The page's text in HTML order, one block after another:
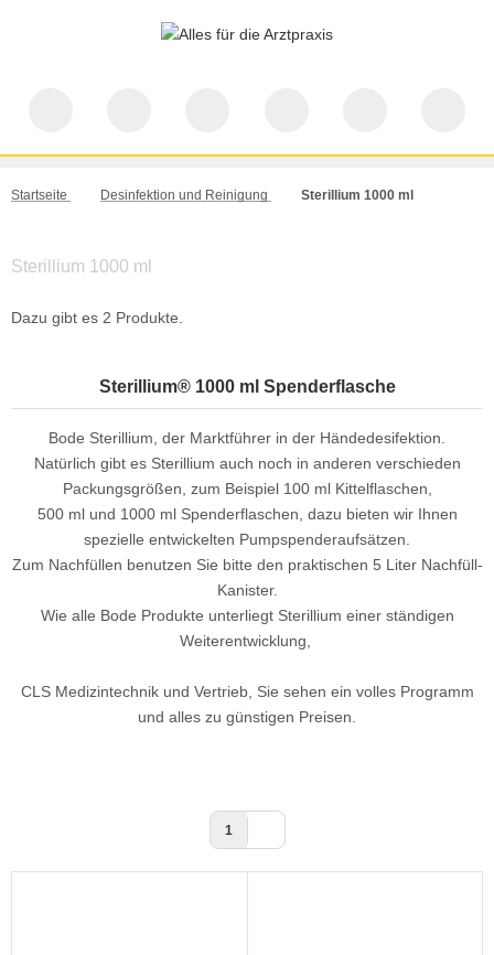
Startseite Desinfektion und Reinigung Sterillium 1000 ml
Sterillium 1000 ml
Dazu gibt es 2 Produkte.
Sterillium® 1000 ml Spenderflasche
Bode Sterillium, der Marktführer in der Händedesifektion.
Natürlich gibt es Sterillium auch noch in anderen verschieden
Packungsgrößen, zum Beispiel 100 ml Kittelflaschen,
500 ml und 1000 ml Spenderflaschen, dazu bieten wir Ihnen
spezielle entwickelten Pumpspenderaufsätzen.
Zum Nachfüllen benutzen Sie bitte den praktischen 5 Liter Nachfüll-
Kanister.
Wie alle Bode Produkte unterliegt Sterillium einer ständigen
Weiterentwicklung,
CLS Medizintechnik und Vertrieb, Sie sehen ein volles Programm
und alles zu günstigen Preisen.
1